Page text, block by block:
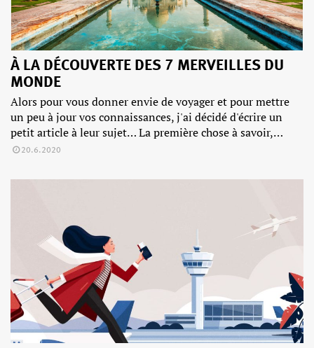
À LA DÉCOUVERTE DES 7 MERVEILLES DU
MONDE
Alors pour vous donner envie de voyager et pour mettre
un peu à jour vos connaissances, j'ai décidé d'écrire un
petit article à leur sujet… La première chose à savoir,…
20.6.2020